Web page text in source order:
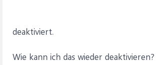
deaktiviert.
Wie kann ich das wieder deaktivieren?